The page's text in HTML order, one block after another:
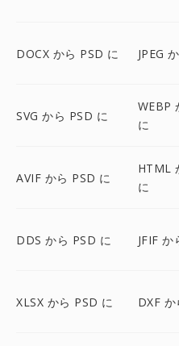
DOCX から PSD に JPEG
SVG から PSD に
WEBP
に
AVIF から PSD に
HTML
に
DDS から PSD に JFIF か
XLSX から PSD に DXF